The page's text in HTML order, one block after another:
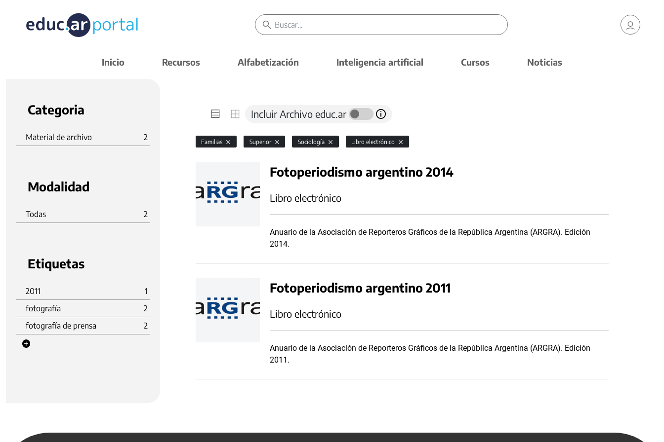
Inicio Recursos Alfabetización Inteligencia artificial Cursos Noticias
Categoria
Material de archivo 2
Modalidad
Todas 2
Etiquetas
2011
1
fotografía
2
fotografía de prensa
2
Incluir Archivo educ.ar
Familias Superior Sociología Libro electrónico
Fotoperiodismo argentino 2014
Libro electrónico
Anuario de la Asociación de Reporteros Gráficos de la República Argentina (ARGRA). Edición
2014.
Fotoperiodismo argentino 2011
Libro electrónico
Anuario de la Asociación de Reporteros Gráficos de la República Argentina (ARGRA). Edición
2011.